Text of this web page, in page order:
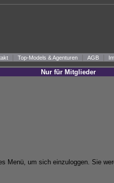
| Top-Models & Agenturen| AGB|
Nur für Mitglieder
Menü, um sich einzuloggen. Sie